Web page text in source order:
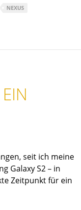
NEXUS
seit ich meine
Galaxy S2 – in
Zeitpunkt für ein